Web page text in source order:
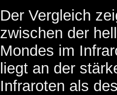
Der Vergleich
zwischen der
Mondes im
liegt an der
Infraroten als